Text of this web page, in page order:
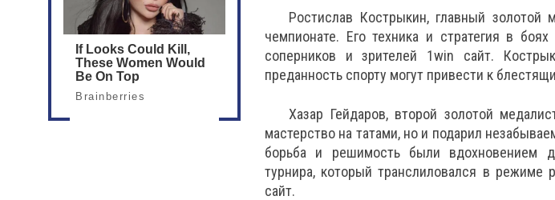
Ростислав Кострыкин, главный золотой
чемпионате. Его техника и стратегия в
соперников и зрителей 1win сайт.
преданность спорту могут привести к
Хазар Гейдаров, второй золотой
мастерство на татами, но и подарил
борьба и решимость были вдохновением
турнира, который транслиловался в режиме
сайт.